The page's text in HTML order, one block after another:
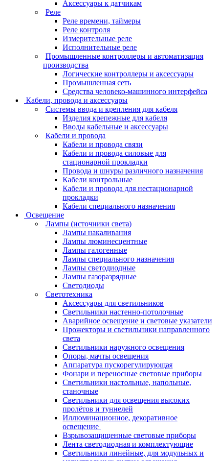
Аксессуары к датчикам
Реле
Реле времени, таймеры
Реле контроля
Измерительные реле
Исполнительные реле
Промышленные контроллеры и автоматизация
производства
Логические контроллеры и аксессуары
Промышленная сеть
Средства человеко-машинного интерфейса
Кабели, провода и аксессуары
Системы ввода и крепления для кабеля
Изделия крепежные для кабеля
Вводы кабельные и аксессуары
Кабели и провода
Кабели и провода связи
Кабели и провода силовые для
стационарной прокладки
Провода и шнуры различного назначения
Кабели контрольные
Кабели и провода для нестационарной
прокладки
Кабели специального назначения
Освещение
Лампы (источники света)
Лампы накаливания
Лампы люминесцентные
Лампы галогенные
Лампы специального назначения
Лампы светодиодные
Лампы газоразрядные
Светодиоды
Светотехника
Аксессуары для светильников
Светильники настенно-потолочные
Аварийное освещение и световые указатели
Прожекторы и светильники направленного
света
Светильники наружного освещения
Опоры, мачты освещения
Аппаратура пускорегулирующая
Фонари и переносные световые приборы
Светильники настольные, напольные,
станочные
Светильники для освещения высоких
пролётов и туннелей
Иллюминационное, декоративное
освещение
Взрывозащищенные световые приборы
Лента светодиодная и комплектующие
Светильники линейные, для модульных и